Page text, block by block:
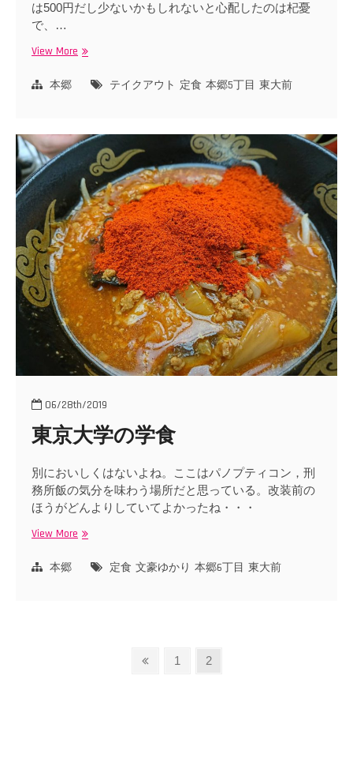
は500円だし少ないかもしれないと心配したのは杞憂
で、…
View Moreも
の
鮪
カ
ツ
丼
本郷 テイクアウト 定食 本郷5丁目 東大前
06/28th/2019
東京大学の学食
別においしくはないよね。ここはパノプティコン，刑
務所飯の気分を味わう場所だと思っている。改装前の
ほうがどんよりしていてよかったね・・・
View More東
本郷 定食 文豪ゆかり 本郷6丁目 東大前
Previous
Page
1 Page
2